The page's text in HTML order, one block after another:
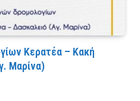
Κερατέα – Κακή
Μαρίνα)